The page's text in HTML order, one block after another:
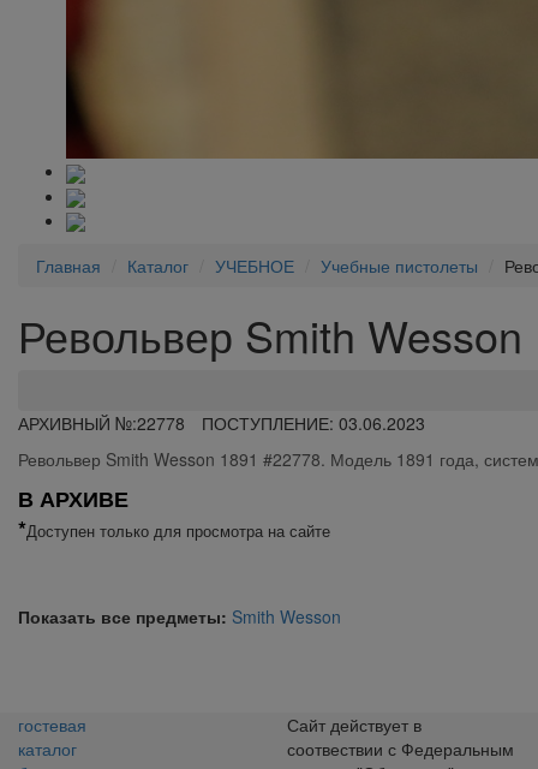
Главная Каталог УЧЕБНОЕ Учебные пистолеты
Револьвер Smith
АРХИВНЫЙ №:22778
ПОСТУПЛЕНИЕ: 03.06.2023
Револьвер Smith Wesson 1891 #22778. Модель 1891 года,
В АРХИВЕ
*Доступен только для просмотра на сайте
Показать все предметы: Smith Wesson
гостевая
каталог
Сайт действует в
соотвествии с Федеральным